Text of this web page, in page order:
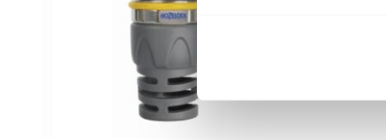
y
e
v
a